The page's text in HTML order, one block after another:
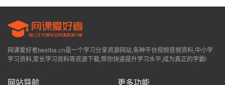
网课爱好者bestba.cn是一个学习分享资源网站,各种平台视频音频资料,中小学
学习资料,家长学习资料等资源下载,帮你快速提升学习水平,成为真正的学霸!
网站导航 更多功能